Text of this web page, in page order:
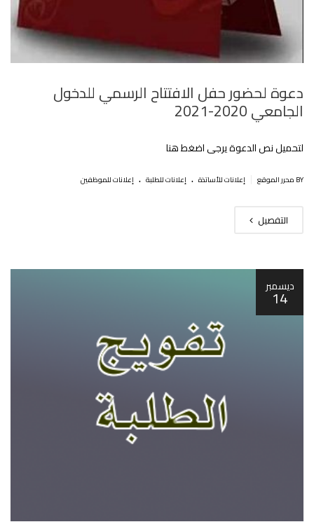
دعوة لحضور حفل الافتتاح الرسمي للدخول
الجامعي 2020-2021
لتحميل نص الدعوة يرجى اضغط هنا
BY محرر الموقع إعلانات للأساتذة . إعلانات للطلبة . إعلانات للموظفين
التفصيل
ديسمبر
14